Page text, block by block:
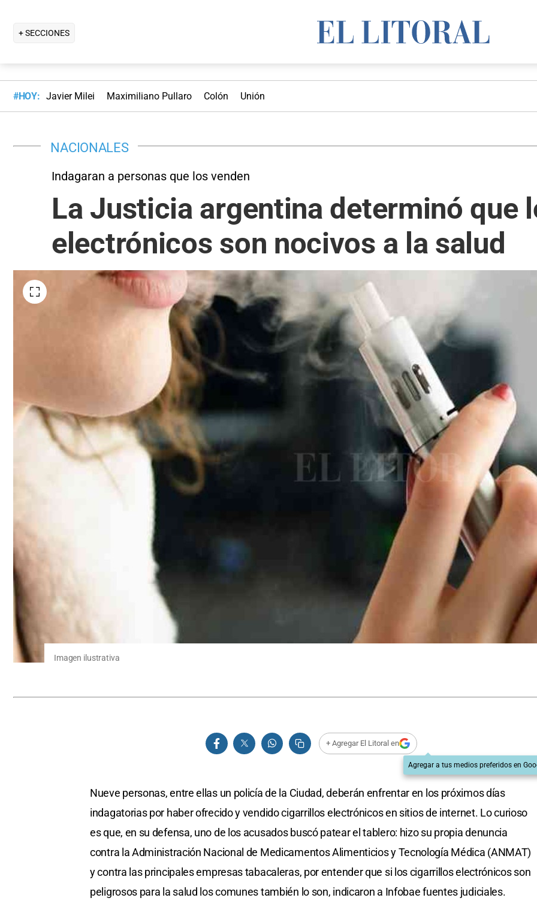
+ SECCIONES
#HOY: Javier Milei Maximiliano Pullaro Colón Unión
NACIONALES
Indagaran a personas que los venden
La Justicia argentina determinó que
electrónicos son nocivos a la salud
Imagen ilustrativa
+ Agregar El Litoral en
Agregar a tus medios preferidos en
Nueve personas, entre ellas un policía de la Ciudad, deberán enfrentar en los próximos días
indagatorias por haber ofrecido y vendido cigarrillos electrónicos en sitios de internet. Lo curioso
es que, en su defensa, uno de los acusados buscó patear el tablero: hizo su propia denuncia
contra la Administración Nacional de Medicamentos Alimenticios y Tecnología Médica (ANMAT)
y contra las principales empresas tabacaleras, por entender que si los cigarrillos electrónicos son
peligrosos para la salud los comunes también lo son, indicaron a Infobae fuentes judiciales.